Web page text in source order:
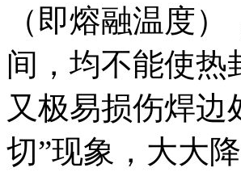
（即熔融温度
间，均不能使热
又极易损伤焊边
切”现象，大大